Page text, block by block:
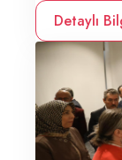
Detaylı